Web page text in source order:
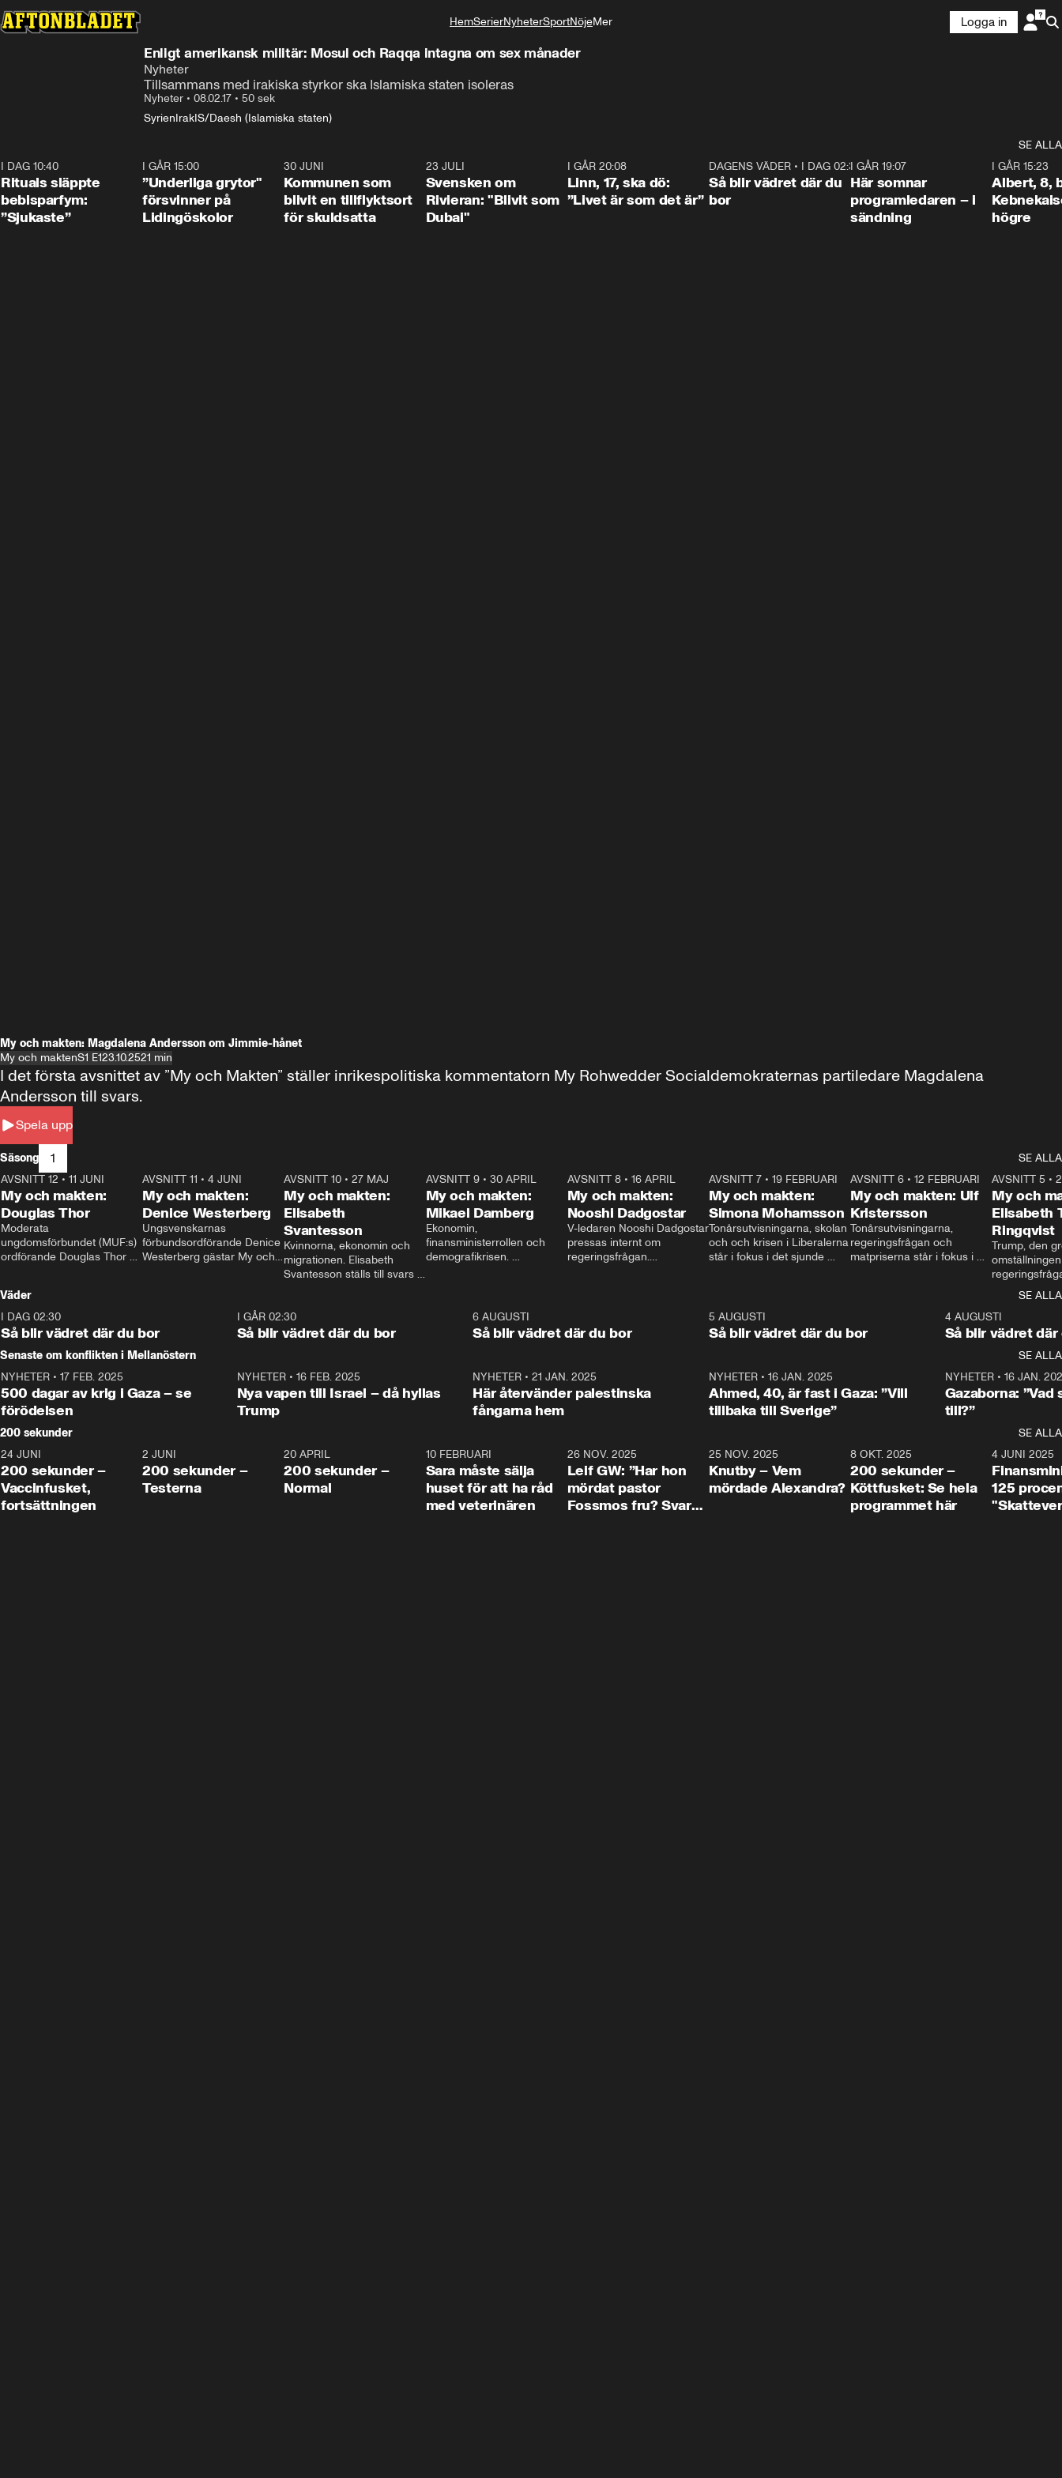
HemSerierNyheterSportNöjeMer
Livsstil
Logga in
Enligt amerikansk militär: Mosul och Raqqa intagna om sex månader
Nyheter
Tillsammans med irakiska styrkor ska Islamiska staten isoleras
Nyheter • 08.02.17 • 50 sek
SyrienIrakIS/Daesh (Islamiska staten)
SE ALLA
I DAG 10:40
Rituals släppte
bebisparfym:
”Sjukaste”
1:07
I GÅR 15:00
”Underliga grytor"
försvinner på
Lidingöskolor
30 JUNI
Kommunen som
blivit en tillflyktsort
för skuldsatta
23 JULI
Svensken om
Rivieran: "Blivit som
Dubai"
I GÅR 20:08
Linn, 17, ska dö:
”Livet är som det är”
1:06
DAGENS VÄDER• I DAG 02:30
Så blir vädret där du
bor
I GÅR 19:07
Här somnar
programledaren – i
sändning
I GÅR 15:23
Albert, 8,
högre
My och makten: Magdalena Andersson om Jimmie-hånet
My och maktenS1 E123.10.2521 min
Spela upp
I det första avsnittet av ”My och Makten” ställer inrikespolitiska kommentatorn My Rohwedder Socialdemokraternas partiledare Magdalena
Andersson till svars.
Säsong 1
SE ALLA
26:27
AVSNITT 12 • 11 JUNI
My och makten:
Douglas Thor
Moderata
ungdomsförbundet (MUF:s)
ordförande Douglas Thor
tonårsutvisningarna och hur
Moderaterna ska locka
väljare till valet i höst.
23:40
AVSNITT 11 •4 JUNI
My och makten:
Denice Westerberg
Ungsvenskarnas
förbundsordförande Denice
Westerberg gästar My och
AVSNITT 10 •27 MAJ
My och makten:
Elisabeth
Svantesson
Kvinnorna, ekonomin och
migrationen. Elisabeth
Svantesson ställs till svars
AVSNITT 9• 30 APRIL
My och makten:
Mikael Damberg
Ekonomin,
finansministerrollen och
demografikrisen.
och Makten.
AVSNITT 8• 16 APRIL
My och makten:
Nooshi Dadgostar
V-ledaren Nooshi Dadgostar
pressas internt om
regeringsfrågan.
– Vi ställer upp i val. Ska vi
vara med så sitter vi förstås
24:30
AVSNITT 7• 19 FEBRUARI
My och makten:
Simona Mohamsson
Tonårsutvisningarna, skolan
och och krisen i Liberalerna
står i fokus i det sjunde
kommentator My
Rohwedder ställer
utbildnings- och
Mohamsson till svars.
27:30
AVSNITT 6 •12 FEBRUARI
My och makten: Ulf
Kristersson
Tonårsutvisningarna,
regeringsfrågan och
matpriserna står i fokus i
Rohwedder ställer
statsminister Ulf Kristersson
AVSNITT 5 •
My och
Elisabeth
Ringqvist
Trump, den
centrum i
avsnittet av
Makten”. Se
Aftonbladets
Rohwedder
Thand Ring
Väder
SE ALLA
I DAG 02:30
Så blir vädret där du bor
1:06
I GÅR 02:30
Så blir vädret där du bor
6 AUGUSTI
Så blir vädret där du bor
5 AUGUSTI
Så blir vädret där du bor
4 AUGUSTI
Så blir vädret där
Senaste om konflikten i Mellanöstern
SE ALLA
NYHETER • 17 FEB. 2025
500 dagar av krig i Gaza – se
förödelsen
NYHETER• 16 FEB. 2025
Nya vapen till Israel – då hyllas
Trump
NYHETER •21 JAN. 2025
Här återvänder palestinska
fångarna hem
NYHETER• 16 JAN. 2025
Ahmed, 40, är fast i Gaza: ”Vill
tillbaka till Sverige”
NYHETER• 16 JAN.
Gazaborna:
till?”
200 sekunder
SE ALLA
5:00
24 JUNI
200 sekunder –
Vaccinfusket,
fortsättningen
4:23
2 JUNI
200 sekunder –
Testerna
20 APRIL
200 sekunder –
Normal
10 FEBRUARI
Sara måste sälja
huset för att ha råd
med veterinären
26 NOV. 2025
Leif GW: ”Har hon
mördat pastor
Fossmos fru? Svar
31:05
25 NOV. 2025
Knutby – Vem
mördade Alexandra?
4:29
8 OKT. 2025
200 sekunder –
Köttfusket: Se hela
programmet här
4 JUNI 2025
125